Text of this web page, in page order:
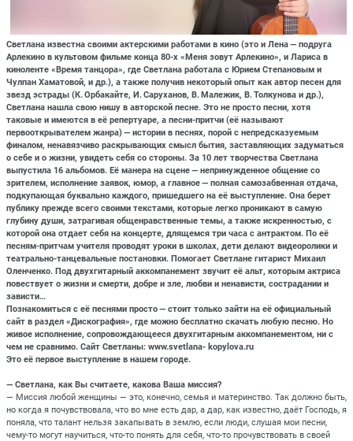
Светлана известна своими актерскими работами в кино (это и Лена — подруга
Арлекино в культовом фильме конца 80-х «Меня зовут Арлекино», и Лариса в
киноленте «Время танцора», где Светлана работала с Юрием Степановым и
Чулпан Хаматовой, и др.), а также получив некоторый опыт как автор песен для
звезд эстрады (К. Орбакайте, И. Саруханов, В. Малежик, В. Толкунова и др.),
Светлана нашла свою нишу в авторской песне. Это не просто песни, хотя
таковые и имеются в её репертуаре, а песни-притчи (её называют
первооткрывателем жанра) — истории в песнях, порой с непредсказуемым
финалом, ненавязчиво раскрывающих смысл бытия, заставляющих задуматься
о себе и о жизни, увидеть себя со стороны. За 10 лет творчества Светлана
выпустила 16 альбомов. Её манера на сцене — непринужденное общение со
зрителем, исполнение заявок, юмор, а главное — полная самозабвенная отдача,
подкупающая буквально каждого, пришедшего на её выступление. Она берет
публику прежде всего своими текстами, которые легко проникают в самую
глубину души, затрагивая общенравственные темы, а также искренностью, с
которой она отдает себя на концерте, длящемся три часа с антрактом. По её
песням-притчам учителя проводят уроки в школах, дети делают видеоролики и
театрально-танцевальные постановки. Помогает Светлане гитарист Михаил
Оленченко. Под двухгитарный аккомпанемент звучит её альт, которым актриса
повествует о жизни и смерти, добре и зле, любви и ненависти, сострадании и
зависти…
Познакомиться с её песнями просто — стоит только зайти на её официальный
сайт в раздел «Дискография», где можно бесплатно скачать любую песню. Но
живое исполнение, сопровождающееся двухгитарным аккомпанементом, ни с
чем не сравнимо. Сайт Светланы: www.svetlana- kopylova.ru
Это её первое выступление в нашем городе.
— Светлана, как Вы считаете, какова Ваша миссия?
— Миссия любой женщины — это, конечно, семья и материнство. Так должно быть,
но когда я почувствовала, что во мне есть дар, а дар, как известно, даёт Господь, я
поняла, что талант нельзя закапывать в землю, если люди, слушая мои песни,
чему-то могут научиться, что-то понять для себя, что-то прочувствовать в своей